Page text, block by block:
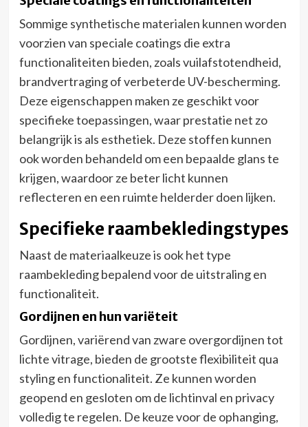
Sommige synthetische materialen kunnen worden
voorzien van speciale coatings die extra
functionaliteiten bieden, zoals vuilafstotendheid,
brandvertraging of verbeterde UV-bescherming.
Deze eigenschappen maken ze geschikt voor
specifieke toepassingen, waar prestatie net zo
belangrijk is als esthetiek. Deze stoffen kunnen
ook worden behandeld om een bepaalde glans te
krijgen, waardoor ze beter licht kunnen
reflecteren en een ruimte helderder doen lijken.
Specifieke raambekledingstypes
Naast de materiaalkeuze is ook het type
raambekleding bepalend voor de uitstraling en
functionaliteit.
Gordijnen en hun variëteit
Gordijnen, variërend van zware overgordijnen tot
lichte vitrage, bieden de grootste flexibiliteit qua
styling en functionaliteit. Ze kunnen worden
geopend en gesloten om de lichtinval en privacy
volledig te regelen. De keuze voor de ophanging,